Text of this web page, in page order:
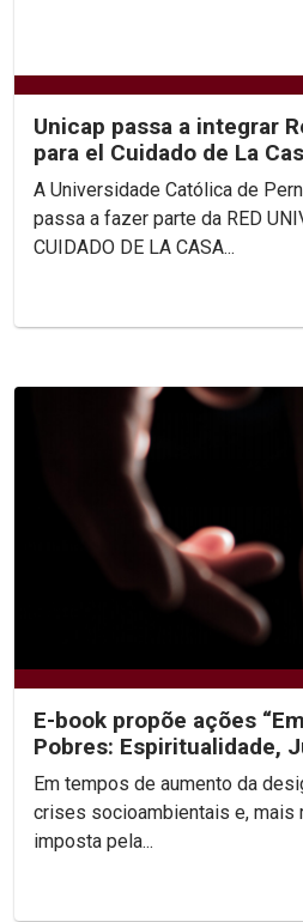
Unicap passa a integrar
para el Cuidado de La
A Universidade Católica de
passa a fazer parte da RED
CUIDADO DE LA CASA...
E-book propõe ações
Pobres: Espiritualidade,
Libertação”
Em tempos de aumento da
crises socioambientais e, mais
imposta pela...